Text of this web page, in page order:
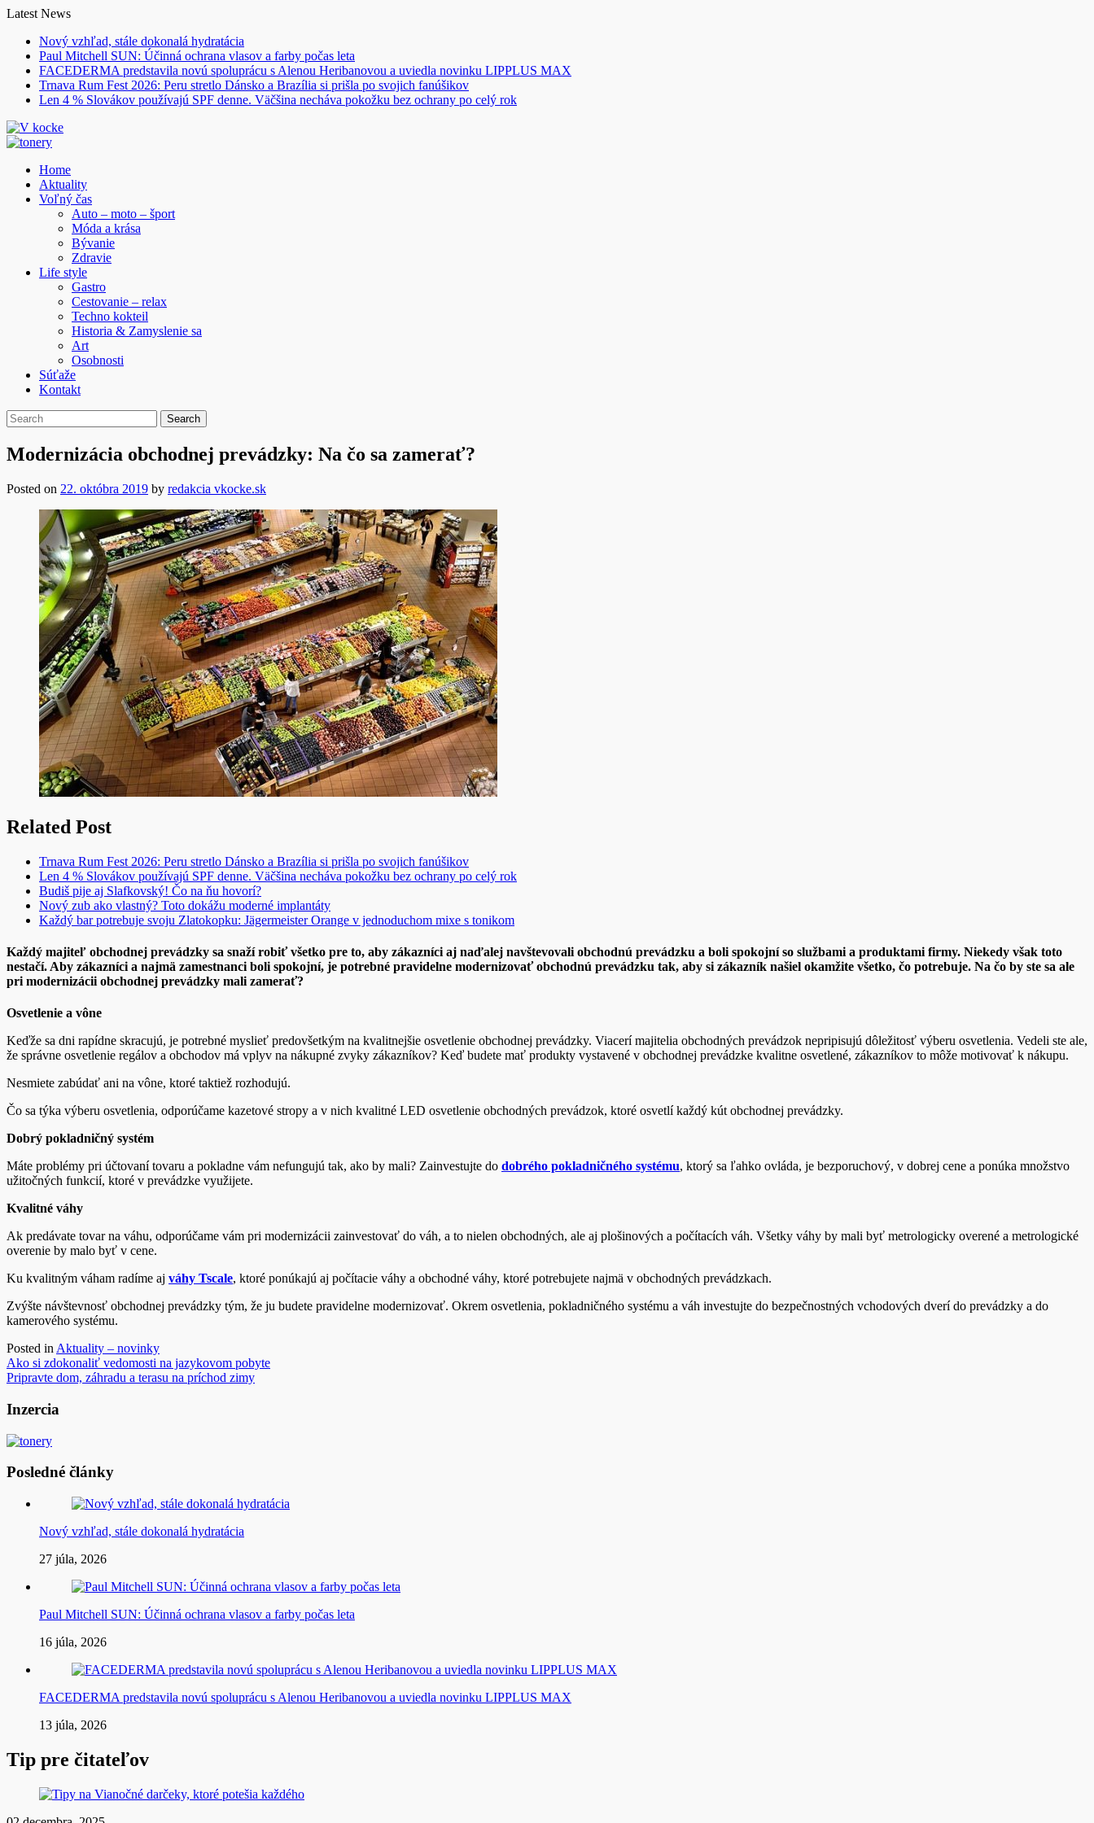
Skip
content
Latest News
Nový vzhľad, stále dokonalá hydratácia
Paul Mitchell SUN: Účinná ochrana vlasov a farby počas leta
FACEDERMA predstavila novú spoluprácu s Alenou Heribanovou a uviedla novinku LIPPLUS MAX
Trnava Rum Fest 2026: Peru stretlo Dánsko a Brazília si prišla po svojich fanúšikov
Len 4 % Slovákov používajú SPF denne. Väčšina necháva pokožku bez ochrany po celý rok
Home
Aktuality
Voľný čas
Auto – moto – šport
Móda a krása
Bývanie
Zdravie
Life style
Gastro
Cestovanie – relax
Techno kokteil
Historia & Zamyslenie sa
Art
Osobnosti
Súťaže
Kontakt
Modernizácia obchodnej prevádzky: Na čo sa zamerať?
Posted on 22. októbra 2019 by redakcia vkocke.sk
Related Post
Trnava Rum Fest 2026: Peru stretlo Dánsko a Brazília si prišla po svojich fanúšikov
Len 4 % Slovákov používajú SPF denne. Väčšina necháva pokožku bez ochrany po celý rok
Budiš pije aj Slafkovský! Čo na ňu hovorí?
Nový zub ako vlastný? Toto dokážu moderné implantáty
Každý bar potrebuje svoju Zlatokopku: Jägermeister Orange v jednoduchom mixe s tonikom
Každý majiteľ obchodnej prevádzky sa snaží robiť všetko pre to, aby zákazníci aj naďalej navštevovali obchodnú prevádzku a boli spokojní so službami a produktami firmy. Niekedy však toto
nestačí. Aby zákazníci a najmä zamestnanci boli spokojní, je potrebné pravidelne modernizovať obchodnú prevádzku tak, aby si zákazník našiel okamžite všetko, čo potrebuje. Na čo by ste sa ale
pri modernizácii obchodnej prevádzky mali zamerať?
Osvetlenie a vône
Keďže sa dni rapídne skracujú, je potrebné myslieť predovšetkým na kvalitnejšie osvetlenie obchodnej prevádzky. Viacerí majitelia obchodných prevádzok nepripisujú dôležitosť výberu osvetlenia. Vedeli ste ale,
že správne osvetlenie regálov a obchodov má vplyv na nákupné zvyky zákazníkov? Keď budete mať produkty vystavené v obchodnej prevádzke kvalitne osvetlené, zákazníkov to môže motivovať k nákupu.
Nesmiete zabúdať ani na vône, ktoré taktiež rozhodujú.
Čo sa týka výberu osvetlenia, odporúčame kazetové stropy a v nich kvalitné LED osvetlenie obchodných prevádzok, ktoré osvetlí každý kút obchodnej prevádzky.
Dobrý pokladničný systém
Máte problémy pri účtovaní tovaru a pokladne vám nefungujú tak, ako by mali? Zainvestujte do dobrého pokladničného systému, ktorý sa ľahko ovláda, je bezporuchový, v dobrej cene a ponúka množstvo
užitočných funkcií, ktoré v prevádzke využijete.
Kvalitné váhy
Ak predávate tovar na váhu, odporúčame vám pri modernizácii zainvestovať do váh, a to nielen obchodných, ale aj plošinových a počítacích váh. Všetky váhy by mali byť metrologicky overené a metrologické
overenie by malo byť v cene.
Ku kvalitným váham radíme aj váhy Tscale, ktoré ponúkajú aj počítacie váhy a obchodné váhy, ktoré potrebujete najmä v obchodných prevádzkach.
Zvýšte návštevnosť obchodnej prevádzky tým, že ju budete pravidelne modernizovať. Okrem osvetlenia, pokladničného systému a váh investujte do bezpečnostných vchodových dverí do prevádzky a do
kamerového systému.
Posted in Aktuality – novinky
Navigácia
v
článku
Ako si zdokonaliť vedomosti na jazykovom pobyte
Pripravte dom, záhradu a terasu na príchod zimy
Inzercia
Posledné články
Nový vzhľad, stále dokonalá hydratácia
27 júla, 2026
Paul Mitchell SUN: Účinná ochrana vlasov a farby počas leta
16 júla, 2026
FACEDERMA predstavila novú spoluprácu s Alenou Heribanovou a uviedla novinku LIPPLUS MAX
13 júla, 2026
Tip pre čitateľov